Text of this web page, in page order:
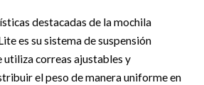
destacadas de la mochila
es su sistema de suspensión
correas ajustables y
el peso de manera uniforme en